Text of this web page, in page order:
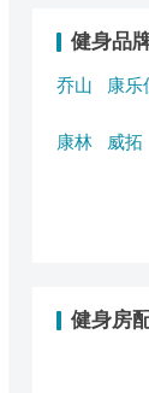
健身品
乔山 康乐
康林 威拓
健身房